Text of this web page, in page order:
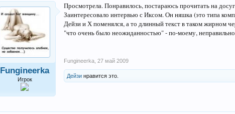
Fungineerka
Игрок
Просмотрела. Понравилось, постараюсь прочитать на
Заинтересовало интервью с Иксом. Он няшка (это типа
Дейзи и Х поменялся, а то длинный текст в таком жирном
"что очень было неожиданностью" - по-моему,
Fungineerka 27 май 2009
Дейзи нравится это.